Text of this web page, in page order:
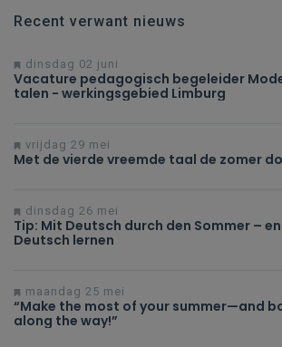
Recent verwant nieuws
dinsdag 02 juni
Vacature pedagogisch begeleider
talen - werkingsgebied Limburg
vrijdag 29 mei
Met de vierde vreemde taal de zomer
dinsdag 26 mei
Tip: Mit Deutsch durch den Sommer –
Deutsch lernen
maandag 25 mei
“Make the most of your summer—and
along the way!”